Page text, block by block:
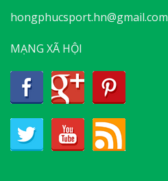
hongphucsport.hn@gmail.com
MẠNG XÃ HỘI